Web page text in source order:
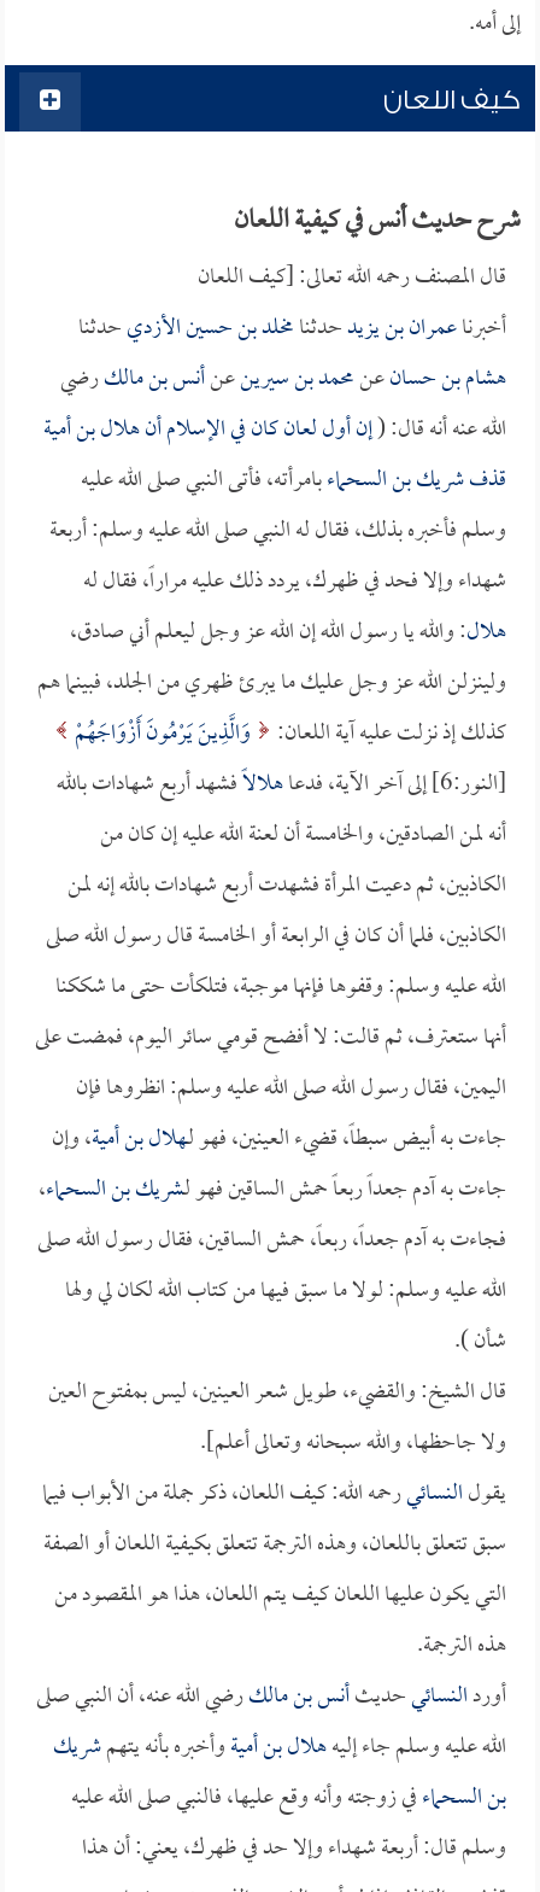
إلى أمه.
كيف اللعان
شرح حديث أنس في كيفية اللعان
قال المصنف رحمه الله تعالى: [كيف اللعان
أخبرناعمران بن يزيدحدثنامخلد بن حسين الأزديحدثنا
هشام بن حسانعنمحمد بن سيرينعنأنس بن مالكرضي
الله عنه أنه قال: (إن أول لعان كان في الإسلام أنهلال بن أمية
قذفشريك بن السحماءبامرأته، فأتى النبي صلى الله عليه
وسلم فأخبره بذلك، فقال له النبي صلى الله عليه وسلم: أربعة
شهداء وإلا فحد في ظهرك، يردد ذلك عليه مراراً، فقال له
هلال: والله يا رسول الله إن الله عز وجل ليعلم أني صادق،
ولينزلن الله عز وجل عليك ما يبرئ ظهري من الجلد، فبينما هم
كذلك إذ نزلت عليه آية اللعان:
وَالَّذِينَ يَرْمُونَ أَزْوَاجَهُمْ
[النور:6] إلى آخر الآية، فدعا
هلالاًفشهد أربع شهادات بالله
أنه لمن الصادقين، والخامسة أن لعنة الله عليه إن كان من
الكاذبين، ثم دعيت المرأة فشهدت أربع شهادات بالله إنه لمن
الكاذبين، فلما أن كان في الرابعة أو الخامسة قال رسول الله صلى
الله عليه وسلم: وقفوها فإنها موجبة، فتلكأت حتى ما شككنا
أنها ستعترف، ثم قالت: لا أفضح قومي سائر اليوم، فمضت على
اليمين، فقال رسول الله صلى الله عليه وسلم: انظروها فإن
جاءت به أبيض سبطاً، قضيء العينين، فهو لـهلال بن أمية، وإن
جاءت به آدم جعداً ربعاً حمش الساقين فهو لـشريك بن السحماء،
فجاءت به آدم جعداً، ربعاً، حمش الساقين، فقال رسول الله صلى
الله عليه وسلم: لولا ما سبق فيها من كتاب الله لكان لي ولها
شأن ).
قال الشيخ: والقضيء، طويل شعر العينين، ليس بمفتوح العين
ولا جاحظها، والله سبحانه وتعالى أعلم].
يقولالنسائيرحمه الله: كيف اللعان، ذكر جملة من الأبواب فيما
سبق تتعلق باللعان، وهذه الترجمة تتعلق بكيفية اللعان أو الصفة
التي يكون عليها اللعان كيف يتم اللعان، هذا هو المقصود من
هذه الترجمة.
أوردالنسائيحديثأنس بن مالكرضي الله عنه، أن النبي صلى
الله عليه وسلم جاء إليههلال بن أميةوأخبره بأنه يتهمشريك
بن السحماءفي زوجته وأنه وقع عليها، فالنبي صلى الله عليه
وسلم قال: أربعة شهداء وإلا حد في ظهرك، يعني: أن هذا